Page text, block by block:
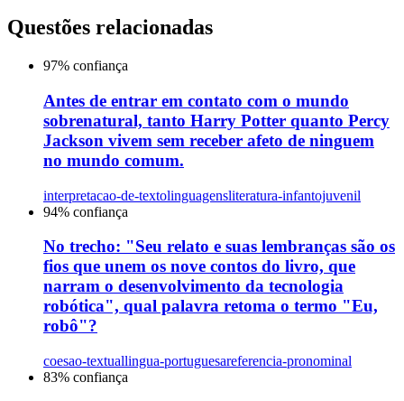
Questões relacionadas
97% confiança
Antes de entrar em contato com o mundo
sobrenatural, tanto Harry Potter quanto Percy
Jackson vivem sem receber afeto de ninguem
no mundo comum.
interpretacao-de-textolinguagensliteratura-infantojuvenil
94% confiança
No trecho: "Seu relato e suas lembranças são os
fios que unem os nove contos do livro, que
narram o desenvolvimento da tecnologia
robótica", qual palavra retoma o termo "Eu,
robô"?
coesao-textuallingua-portuguesareferencia-pronominal
83% confiança